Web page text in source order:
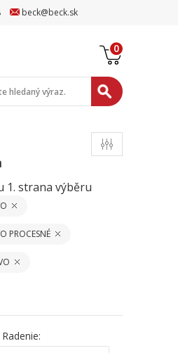
beck@beck.sk
0
1. strana výběru
PROCESNÉ
Radenie: